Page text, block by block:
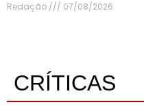
Redação
07/08/2026
CRÍTICAS